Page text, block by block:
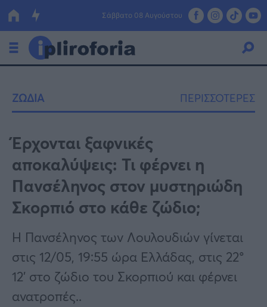
Σάββατο 08 Αυγούστου
Οικονομία
Πολιτική
Τράπεζες
Επιδοτήσεις
ΕΣΠΑ
Κόσμος
Lifestyle
Αθλητικά
Υγεία
Γυναίκα
ΖΩΔΙΑ ΠΕΡΙΣΣΟΤΕΡΕΣ
Έρχονται ξαφνικές
αποκαλύψεις: Τι φέρνει η
Πανσέληνος στον μυστηριώδη
Σκορπιό στο κάθε ζώδιο;
Η Πανσέληνος των Λουλουδιών γίνεται
στις 12/05, 19:55 ώρα Ελλάδας, στις 22°
12’ στο ζώδιο του Σκορπιού και φέρνει
ανατροπές..